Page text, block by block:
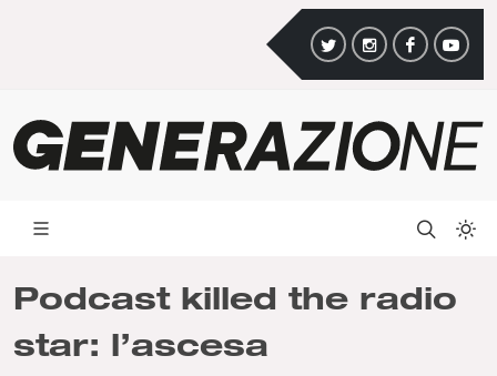
Podcast killed the radio
star: l’ascesa